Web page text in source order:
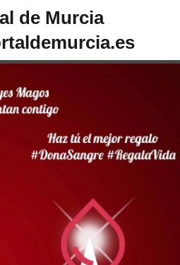
de Murcia